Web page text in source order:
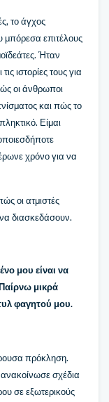
το άγχος
μπόρεσα επιτέλους
Ήταν
ιστορίες τους για
οι άνθρωποι
και πώς το
Είμαι
χρόνο για να
οι ατμιστές
να διασκεδάσουν.
μου είναι να
μικρά
φαγητού μου.
πρόκληση.
σχέδια
σε εξωτερικούς